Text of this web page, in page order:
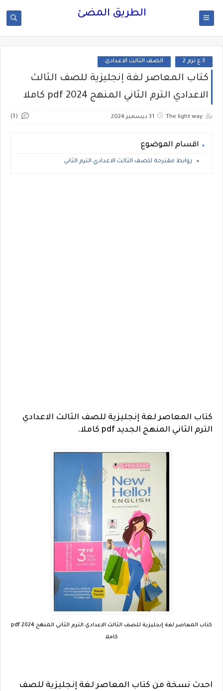
الطريق المضئ
3 ع ترم 2 الصف الثالث الاعدادى
كتاب المعاصر لغة إنجليزية للصف الثالث
الاعدادي الترم الثاني المنهج 2024 pdf كاملا
The light way 31 ديسمبر 2024 (3)
اقسام الموضوع
روابط مقترحة للصف الثالث الاعدادي الترم الثاني
كتاب المعاصر لغة إنجليزية للصف الثالث الاعدادي
الترم الثاني المنهج الجديد pdf كاملا.
كتاب المعاصر لغة إنجليزية للصف الثالث الاعدادي الترم الثاني المنهج 2024 pdf
كاملا
احدث نسخة من كتاب المعاصر لغة إنجليزية للصف